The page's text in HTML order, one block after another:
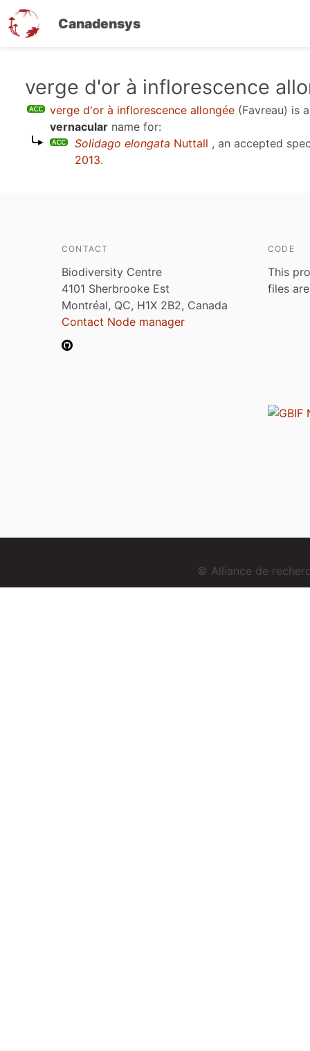
Canadensys
verge d'or à inflorescence
verge d'or à inflorescence allongée (Favreau) is
vernacular name for:
Solidago elongata Nuttall , an accepted
2013.
CONTACT
Biodiversity Centre
4101 Sherbrooke Est
Montréal, QC, H1X 2B2, Canada
Contact Node manager
CODE
This
files
© Alliance de